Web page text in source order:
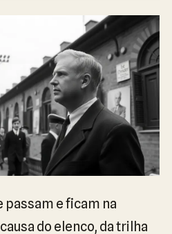
passam e ficam na
do elenco, da trilha